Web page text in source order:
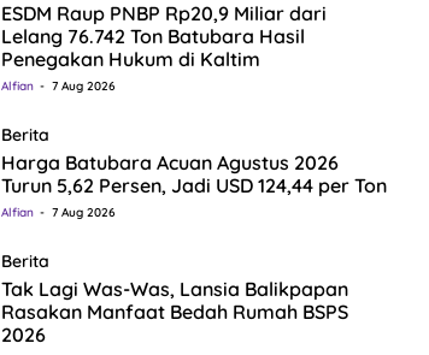
ESDM Raup PNBP Rp20,9 Miliar dari
Lelang 76.742 Ton Batubara Hasil
Penegakan Hukum di Kaltim
Alfian 7 Aug 2026
Berita
Harga Batubara Acuan Agustus 2026
Turun 5,62 Persen, Jadi USD 124,44 per Ton
Alfian 7 Aug 2026
Berita
Tak Lagi Was-Was, Lansia Balikpapan
Rasakan Manfaat Bedah Rumah BSPS
2026